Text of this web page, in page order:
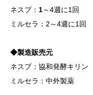
ネスプ： 1～4週に1回
ミルセラ：2～4週に1回
◆製造販売元
ネスプ：協和発酵キリン
ミルセラ：中外製薬